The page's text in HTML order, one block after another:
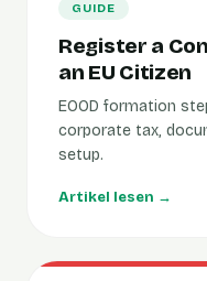
GUIDE
Register a
an EU Citizen
EOOD formation
corporate tax,
setup.
Artikel lesen →